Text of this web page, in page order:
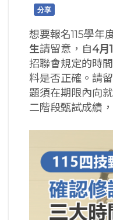
分享
想要報名115學年
生請留意，自4月
招聯會規定的時
料是否正確。請
題須在期限內向
二階段甄試成績